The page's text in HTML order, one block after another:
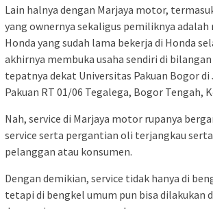
Lain halnya dengan Marjaya motor,
yang ownernya sekaligus pemiliknya
Honda yang sudah lama bekerja di Honda
akhirnya membuka usaha sendiri di
tepatnya dekat Universitas Pakuan Bogor
Pakuan RT 01/06 Tegalega, Bogor Tengah,
Nah, service di Marjaya motor rupanya
service serta pergantian oli terjangkau
pelanggan atau konsumen.
Dengan demikian, service tidak hanya di
tetapi di bengkel umum pun bisa dilakukan